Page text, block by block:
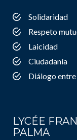
Solidaridad
Respeto
Laicidad
Ciudadanía
Diálogo
LYCÉE
PALMA